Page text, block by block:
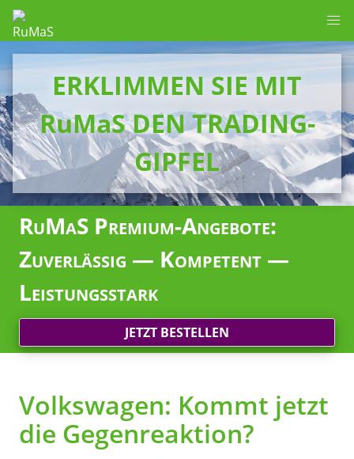
ERKLIMMEN SIE MIT
RuMaS DEN TRADING-
GIPFEL
RuMaS Premium-Angebote:
Zuverlässig — Kompetent —
Leistungsstark
JETZT BESTELLEN
Volkswagen: Kommt jetzt
die Gegenreaktion?